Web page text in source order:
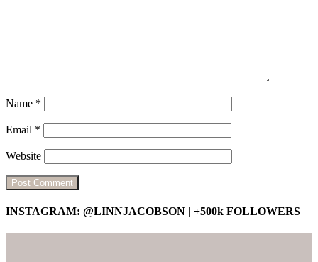
Name *
Email *
Website
INSTAGRAM: @LINNJACOBSON | +500k FOLLOWERS